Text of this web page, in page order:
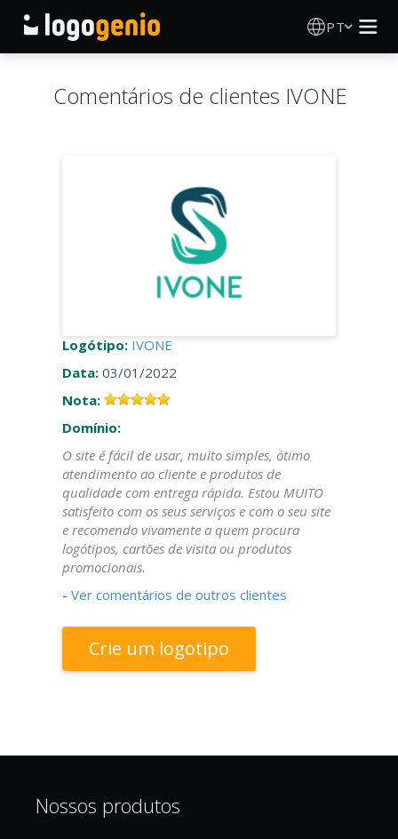
PT
Produtos impressos
Comentários de clientes IVONE
Logótipo: IVONE
Data: 03/01/2022
Nota:
Domínio:
O site é fácil de usar, muito simples, ótimo
atendimento ao cliente e produtos de
qualidade com entrega rápida. Estou MUITO
satisfeito com os seus serviços e com o seu site
e recomendo vivamente a quem procura
logótipos, cartões de visita ou produtos
promocionais.
- Ver comentários de outros clientes
Crie um logotipo
Nossos produtos